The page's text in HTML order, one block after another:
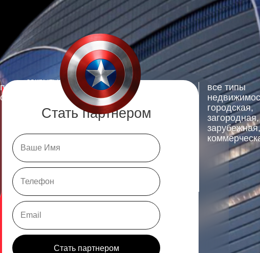
закрытые продажи
полная прозрачность
сделок
высокие
комиссионные
вознаграждения
все типы
городская,
загородная,
зарубежная,
Стать партнером
Стать партнером